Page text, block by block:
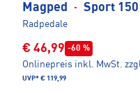
Magped · Sport
Radpedale
€ 46,99 -60 %
Onlinepreis inkl. MwSt.
UVP* € 119,99